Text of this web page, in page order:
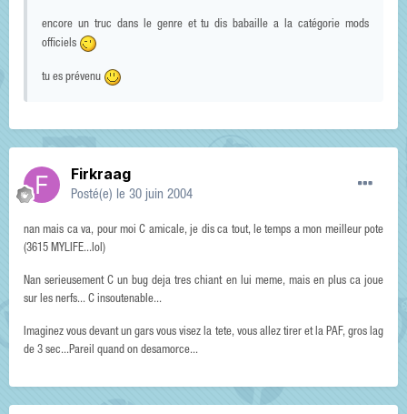
encore un truc dans le genre et tu dis babaille a la catégorie mods
officiels
tu es prévenu
Firkraag
Posté(e) le 30 juin 2004
nan mais ca va, pour moi C amicale, je dis ca tout, le temps a mon meilleur pote
(3615 MYLIFE...lol)
Nan serieusement C un bug deja tres chiant en lui meme, mais en plus ca joue
sur les nerfs... C insoutenable...
Imaginez vous devant un gars vous visez la tete, vous allez tirer et la PAF, gros lag
de 3 sec...Pareil quand on desamorce...